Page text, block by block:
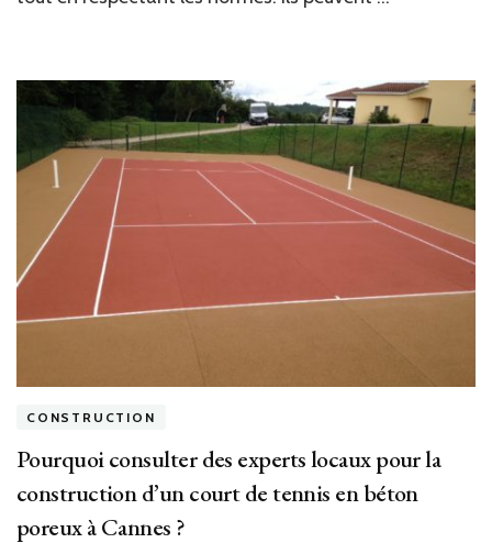
en
béton
poreux
à
Cannes
?
CONSTRUCTION
Pourquoi consulter des experts locaux pour la
construction d’un court de tennis en béton
poreux à Cannes ?